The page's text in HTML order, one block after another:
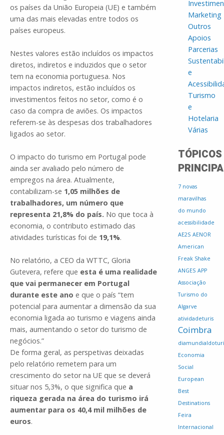
os países da União Europeia (UE) e também
uma das mais elevadas entre todos os
países europeus.
Nestes valores estão incluídos os impactos
diretos, indiretos e induzidos que o setor
tem na economia portuguesa. Nos
impactos indiretos, estão incluídos os
investimentos feitos no setor, como é o
caso da compra de aviões. Os impactos
referem-se às despesas dos trabalhadores
ligados ao setor.
O impacto do turismo em Portugal pode
ainda ser avaliado pelo número de
empregos na área. Atualmente,
contabilizam-se 1,05 milhões de
trabalhadores, um número que
representa 21,8% do país. No que toca à
economia, o contributo estimado das
atividades turísticas foi de 19,1%.
No relatório, a CEO da WTTC, Gloria
Gutevera, refere que esta é uma realidade
que vai permanecer em Portugal
durante este ano e que o país “tem
potencial para aumentar a dimensão da sua
economia ligada ao turismo e viagens ainda
mais, aumentando o setor do turismo de
negócios.”
De forma geral, as perspetivas deixadas
pelo relatório remetem para um
crescimento do setor na UE que se deverá
situar nos 5,3%, o que significa que a
riqueza gerada na área do turismo irá
aumentar para os 40,4 mil milhões de
euros.
Marketing
Outros
Apoios
Parcerias
e
Turismo
e
Hotelaria
Várias
TÓPICOS
7 novas
maravilhas
do mundo
acessibilidade
AE2S AENOR
American
Freak Shake
ANGES APP
Associação
Turismo do
Algarve
atividadeturis
Coimbra
Economia
Social
European
Best
Destinations
Feira
Internacional